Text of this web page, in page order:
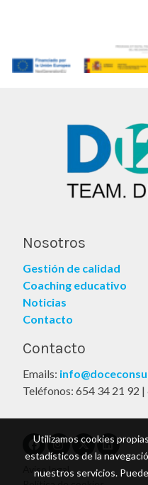
Nosotros
Gestión de calidad
Coaching educativo
Noticias
Contacto
Contacto
Emails:
Teléfonos: 654 34 21 92
Aviso legal
Utilizamos cookies
estadísticos de la
nuestros servicios.